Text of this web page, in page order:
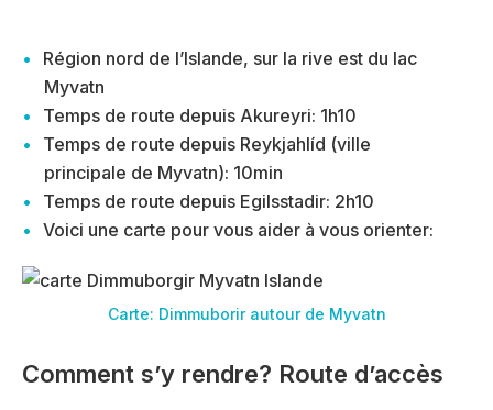
Région nord de l’Islande, sur la rive est du lac
Myvatn
Temps de route depuis Akureyri: 1h10
Temps de route depuis Reykjahlíd (ville
principale de Myvatn): 10min
Temps de route depuis Egilsstadir: 2h10
Voici une carte pour vous aider à vous orienter:
Carte: Dimmuborir autour de Myvatn
Comment s’y rendre? Route d’accès